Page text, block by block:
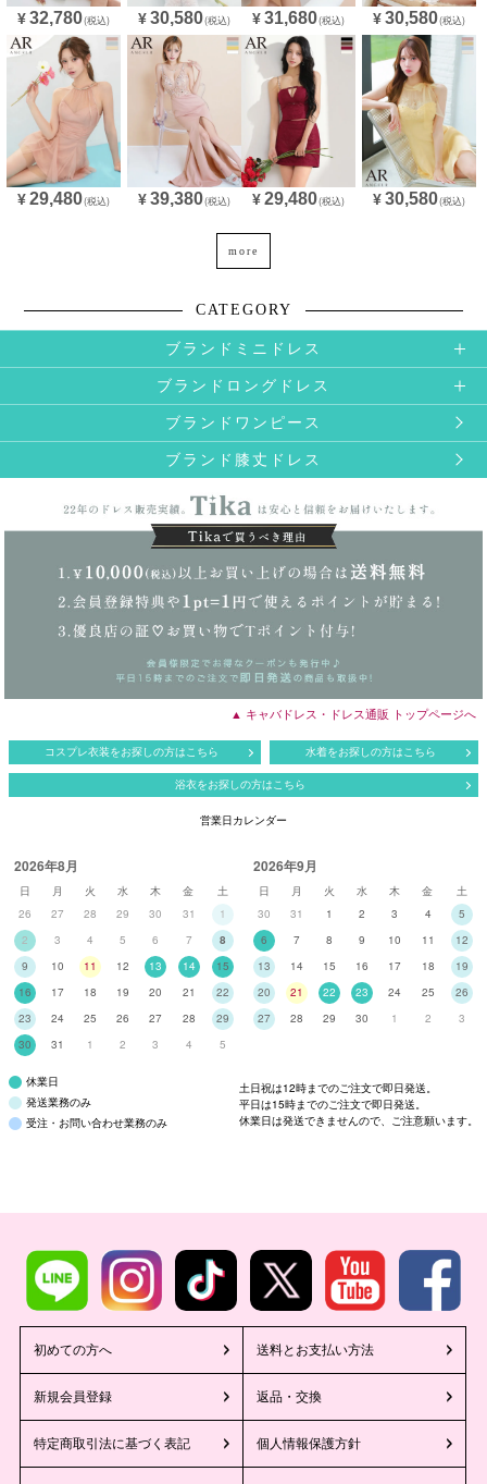
¥32,780(税込) ¥30,580(税込) ¥31,680(税込) ¥30,580(税込)
¥29,480(税込) ¥39,380(税込) ¥29,480(税込) ¥30,580(税込)
more
CATEGORY
ブランドミニドレス
ブランドロングドレス
ブランドワンピース
ブランド膝丈ドレス
▲ キャバドレス・ドレス通販 トップページへ
コスプレ衣装をお探しの方はこちら 水着をお探しの方はこちら
浴衣をお探しの方はこちら
営業日カレンダー
2026年8月
日 月 火 水 木 金
土
26
27 28 29 30 31
1
2
3 4 5 6 7
8
9
10 11 12 13 14
15
16
17 18 19 20 21
22
23
24 25 26 27 28
29
30
31 1 2 3 4 5
2026年9月
日 月 火 水 木 金
土
30
31 1 2 3 4
5
6
7 8 9 10 11
12
13
14 15 16 17 18
19
20
21 22 23 24 25
26
27
28 29 30 1 2 3
休業日
発送業務のみ
受注・お問い合わせ業務のみ
土日祝は12時までのご注文で即日発送。
平日は15時までのご注文で即日発送。
休業日は発送できませんので、ご注意願います。
初めての方へ 送料とお支払い方法
新規会員登録 返品・交換
特定商取引法に基づく表記 個人情報保護方針